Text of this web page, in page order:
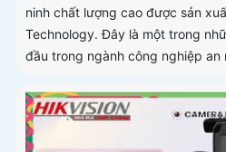
ninh chất lượng cao được sản
Technology. Đây là một trong
đầu trong ngành công nghiệp an